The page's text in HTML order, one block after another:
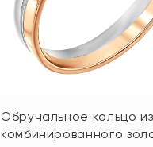
Обручальное кольцо из
комбинированного